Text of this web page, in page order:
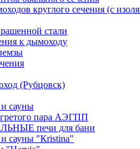
круглого сечения (с
стали
к дымоходу
(Рубцовск)
сауны
пара АЭГПП
печи для бани
и сауны "Кristina"